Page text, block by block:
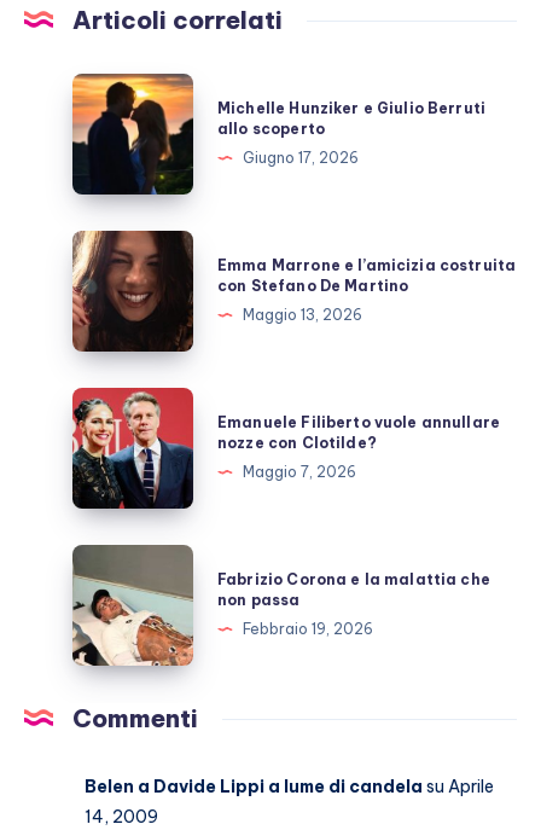
Articoli correlati
Michelle
Hunziker
e
Berruti
allo
scoperto
Michelle Hunziker e Giulio Berruti
allo scoperto
Giugno 17, 2026
Emma
Marrone
e
l’amicizia
costruita
con
Stefano
De
Martino
Emma Marrone e l’amicizia costruita
con Stefano De Martino
Maggio 13, 2026
Emanuele
Filiberto
vuole
annullare
nozze
con
Clotilde?
Emanuele Filiberto vuole annullare
nozze con Clotilde?
Maggio 7, 2026
Fabrizio
Corona
e
la
malattia
che
Fabrizio Corona e la malattia che
non passa
Febbraio 19, 2026
Commenti
Belen a Davide Lippi a lume di candela su Aprile
14, 2009